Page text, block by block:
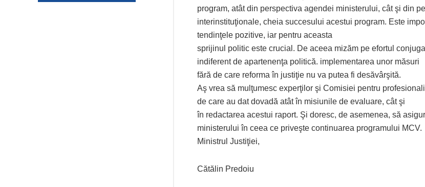
program, atât din perspectiva agendei ministerului, cât şi din
interinstituţionale, cheia succesului acestui program. Este
tendinţele pozitive, iar pentru aceasta
sprijinul politic este crucial. De aceea mizăm pe efortul
indiferent de apartenenţa politică. implementarea unor măsuri
fără de care reforma în justiţie nu va putea fi desăvârşită.
Aş vrea să mulţumesc experţilor şi Comisiei pentru
de care au dat dovadă atât în misiunile de evaluare, cât şi
în redactarea acestui raport. Şi doresc, de asemenea, să
ministerului în ceea ce priveşte continuarea programului MCV.
Ministrul Justiţiei,
Cătălin Predoiu